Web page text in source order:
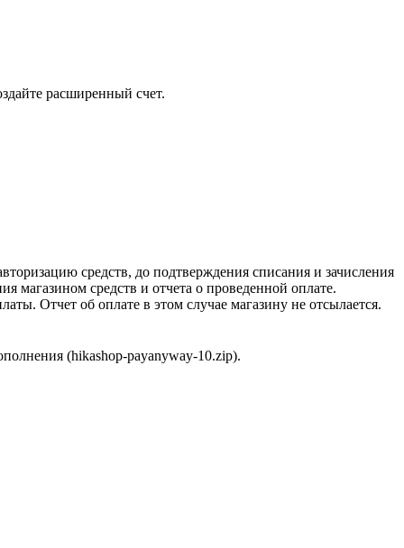
расширенный счет.
средств, до подтверждения списания и зачисления
магазином средств и отчета о проведенной оплате.
Отчет об оплате в этом случае магазину не отсылается.
(hikashop-payanyway-10.zip).